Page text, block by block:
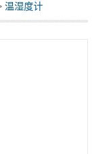
温湿度计